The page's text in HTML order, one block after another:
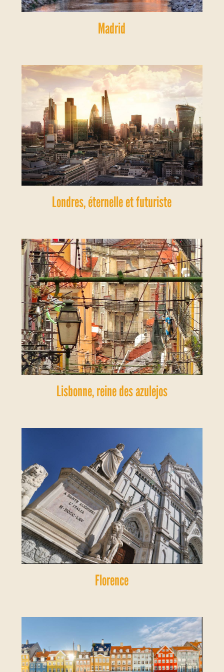
Madrid
Londres, éternelle et futuriste
Lisbonne, reine des azulejos
Florence